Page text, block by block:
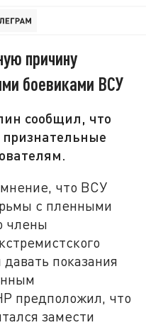
причину
боевиками ВСУ
сообщил, что
что ВСУ
с пленными
члены
показания
предположил, что
замести